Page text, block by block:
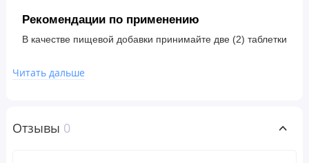
Рекомендации по применению
В качестве пищевой добавки принимайте две (2) таблетки
по указанию врача.
Читать дальше
Отзывы 0